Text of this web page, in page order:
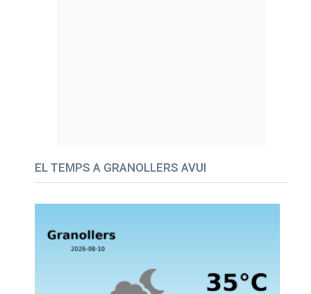
EL TEMPS A GRANOLLERS AVUI